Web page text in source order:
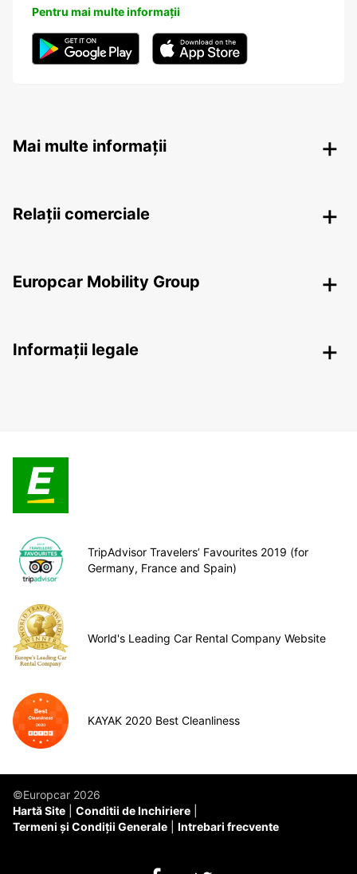
Pentru mai multe informații
Mai multe informații
Relații comerciale
Europcar Mobility Group
Informații legale
TripAdvisor Travelers’ Favourites 2019 (for
Germany, France and Spain)
World's Leading Car Rental Company Website
KAYAK 2020 Best Cleanliness
©Europcar 2026
Hartă Site
Conditii de Inchiriere
Termeni și Condiții Generale
Intrebari frecvente